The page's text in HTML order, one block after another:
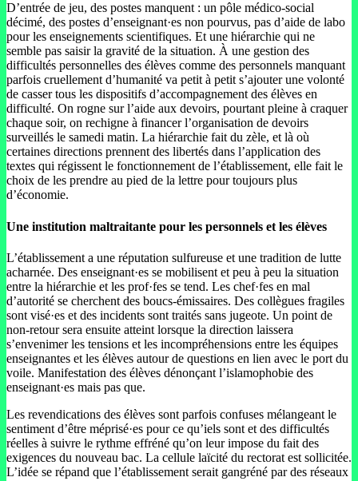
D’entrée de jeu, des postes manquent : un pôle médico-social
décimé, des postes d’enseignant·es non pourvus, pas d’aide de labo
pour les enseignements scientifiques. Et une hiérarchie qui ne
semble pas saisir la gravité de la situation. À une gestion des
difficultés personnelles des élèves comme des personnels manquant
parfois cruellement d’humanité va petit à petit s’ajouter une volonté
de casser tous les dispositifs d’accompagnement des élèves en
difficulté. On rogne sur l’aide aux devoirs, pourtant pleine à craquer
chaque soir, on rechigne à financer l’organisation de devoirs
surveillés le samedi matin. La hiérarchie fait du zèle, et là où
certaines directions prennent des libertés dans l’application des
textes qui régissent le fonctionnement de l’établissement, elle fait le
choix de les prendre au pied de la lettre pour toujours plus
d’économie.
Une institution maltraitante pour les personnels et les élèves
L’établissement a une réputation sulfureuse et une tradition de lutte
acharnée. Des enseignant·es se mobilisent et peu à peu la situation
entre la hiérarchie et les prof·fes se tend. Les chef·fes en mal
d’autorité se cherchent des boucs-émissaires. Des collègues fragiles
sont visé·es et des incidents sont traités sans jugeote. Un point de
non-retour sera ensuite atteint lorsque la direction laissera
s’envenimer les tensions et les incompréhensions entre les équipes
enseignantes et les élèves autour de questions en lien avec le port du
voile. Manifestation des élèves dénonçant l’islamophobie des
enseignant·es mais pas que.
Les revendications des élèves sont parfois confuses mélangeant le
sentiment d’être méprisé·es pour ce qu’iels sont et des difficultés
réelles à suivre le rythme effréné qu’on leur impose du fait des
exigences du nouveau bac. La cellule laïcité du rectorat est sollicitée.
L’idée se répand que l’établissement serait gangréné par des réseaux